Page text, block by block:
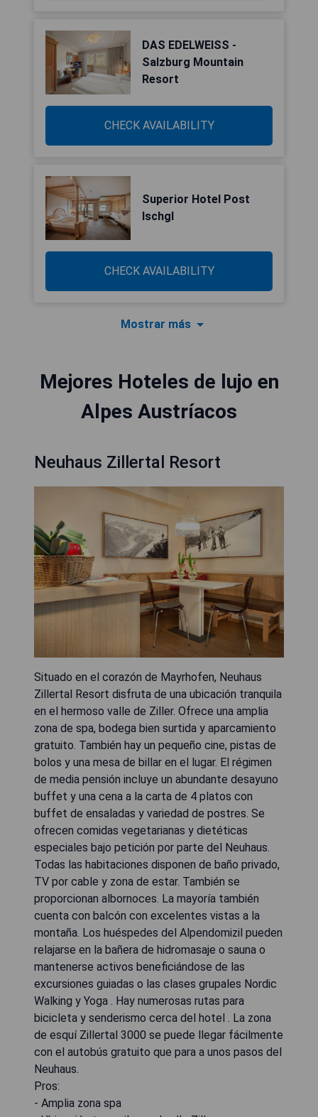
DAS EDELWEISS -
Salzburg Mountain
Resort
CHECK AVAILABILITY
Superior Hotel Post
Ischgl
CHECK AVAILABILITY
Mostrar más
Mejores Hoteles de lujo en
Alpes Austríacos
Neuhaus Zillertal Resort
Situado en el corazón de Mayrhofen, Neuhaus
Zillertal Resort disfruta de una ubicación tranquila
en el hermoso valle de Ziller. Ofrece una amplia
zona de spa, bodega bien surtida y aparcamiento
gratuito. También hay un pequeño cine, pistas de
bolos y una mesa de billar en el lugar. El régimen
de media pensión incluye un abundante desayuno
buffet y una cena a la carta de 4 platos con
buffet de ensaladas y variedad de postres. Se
ofrecen comidas vegetarianas y dietéticas
especiales bajo petición por parte del Neuhaus.
Todas las habitaciones disponen de baño privado,
TV por cable y zona de estar. También se
proporcionan albornoces. La mayoría también
cuenta con balcón con excelentes vistas a la
montaña. Los huéspedes del Alpendomizil pueden
relajarse en la bañera de hidromasaje o sauna o
mantenerse activos beneficiándose de las
excursiones guiadas o las clases grupales Nordic
Walking y Yoga . Hay numerosas rutas para
bicicleta y senderismo cerca del hotel . La zona
de esquí Zillertal 3000 se puede llegar fácilmente
con el autobús gratuito que para a unos pasos del
Neuhaus.
Pros:
- Amplia zona spa